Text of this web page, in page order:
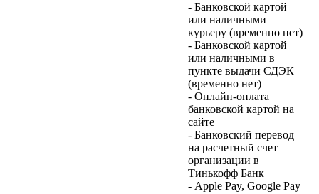
- Банковской картой
или наличными
курьеру (временно нет)
- Банковской картой
или наличными в
пункте выдачи СДЭК
(временно нет)
- Онлайн-оплата
банковской картой на
сайте
- Банковский перевод
на расчетный счет
организации в
Тинькофф Банк
- Apple Pay, Google Pay